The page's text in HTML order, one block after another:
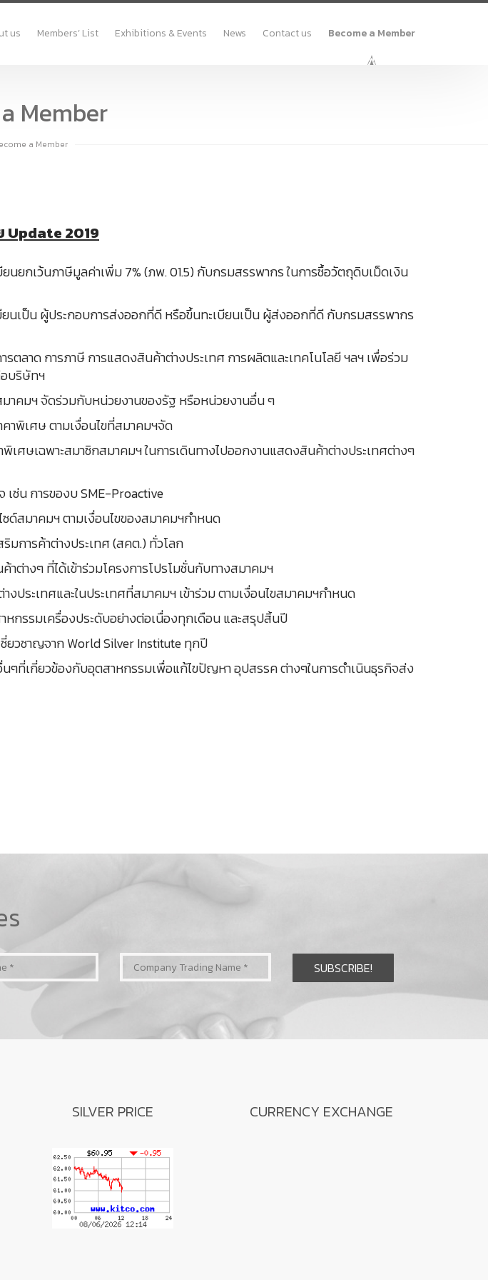
us Members’ List Exhibitions & Events News Contact us Become a Member
Member
a Member
Update 2019
ยกเว้นภาษีมูลค่าเพิ่ม 7% (ภพ. 01.5) กับกรมสรรพากร ในการซื้อวัตถุดิบเม็ดเงิน
นเป็น ผู้ประกอบการส่งออกที่ดี หรือขึ้นทะเบียนเป็น ผู้ส่งออกที่ดี กับกรมสรรพากร
ตลาด การภาษี การแสดงสินค้าต่างประเทศ การผลิตและเทคโนโลยี ฯลฯ เพื่อร่วม
บริษัทฯ
าคมฯ จัดร่วมกับหน่วยงานของรัฐ หรือหน่วยงานอื่น ๆ
าพิเศษ ตามเงื่อนไขที่สมาคมฯจัด
เศษเฉพาะสมาชิกสมาคมฯ ในการเดินทางไปออกงานแสดงสินค้าต่างประเทศต่างๆ
เช่น การของบ SME-Proactive
ด์สมาคมฯ ตามเงื่อนไขของสมาคมฯกำหนด
มการค้าต่างประเทศ (สคต.) ทั่วโลก
ต่างๆ ที่ได้เข้าร่วมโครงการโปรโมชั่นกับทางสมาคมฯ
ระเทศและในประเทศที่สมาคมฯ เข้าร่วม ตามเงื่อนไขสมาคมฯกำหนด
กรรมเครื่องประดับอย่างต่อเนื่องทุกเดือน และสรุปสิ้นปี
ยวชาญจาก World Silver Institute ทุกปี
ที่เกี่ยวข้องกับอุตสาหกรรมเพื่อแก้ไขปัญหา อุปสรรค ต่างๆในการดำเนินธุรกิจส่ง
SILVER PRICE CURRENCY EXCHANGE